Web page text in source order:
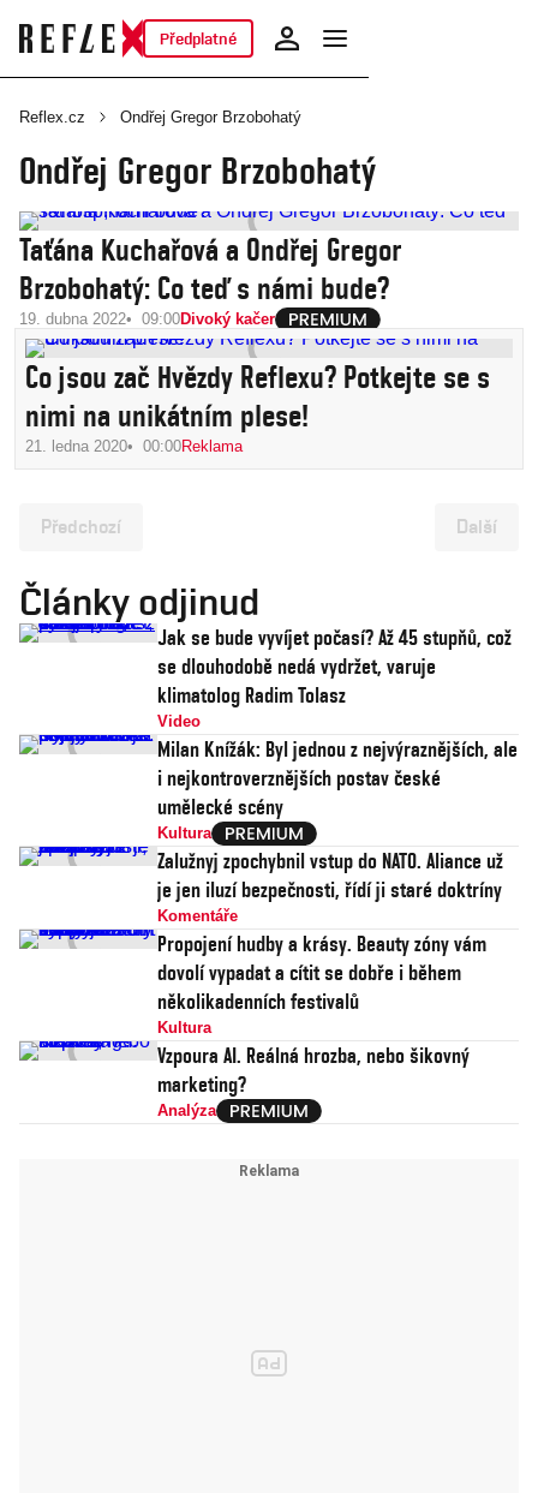
Předplatné
Reflex.cz Ondřej Gregor Brzobohatý
Ondřej Gregor Brzobohatý
Taťána Kuchařová a Ondřej Gregor
Brzobohatý: Co teď s námi bude?
19. dubna 2022 09:00Divoký kačer
Co jsou zač Hvězdy Reflexu? Potkejte se s
nimi na unikátním plese!
21. ledna 2020 00:00Reklama
Předchozí Další
Články odjinud
Jak se bude vyvíjet počasí? Až 45 stupňů, což
se dlouhodobě nedá vydržet, varuje
klimatolog Radim Tolasz
Video
Milan Knížák: Byl jednou z nejvýraznějších, ale
i nejkontroverznějších postav české
umělecké scény
Kultura
Zalužnyj zpochybnil vstup do NATO. Aliance už
je jen iluzí bezpečnosti, řídí ji staré doktríny
Komentáře
Propojení hudby a krásy. Beauty zóny vám
dovolí vypadat a cítit se dobře i během
několikadenních festivalů
Kultura
Vzpoura AI. Reálná hrozba, nebo šikovný
marketing?
Analýza